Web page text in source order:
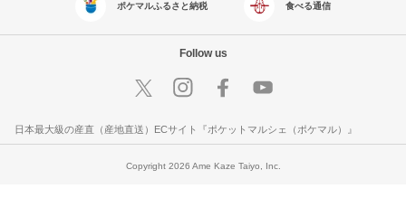
ポケマルふるさと納税 食べる通信
Follow us
日本最大級の産直（産地直送）ECサイト『ポケットマルシェ（ポケマル）』
Copyright 2026 Ame Kaze Taiyo, Inc.